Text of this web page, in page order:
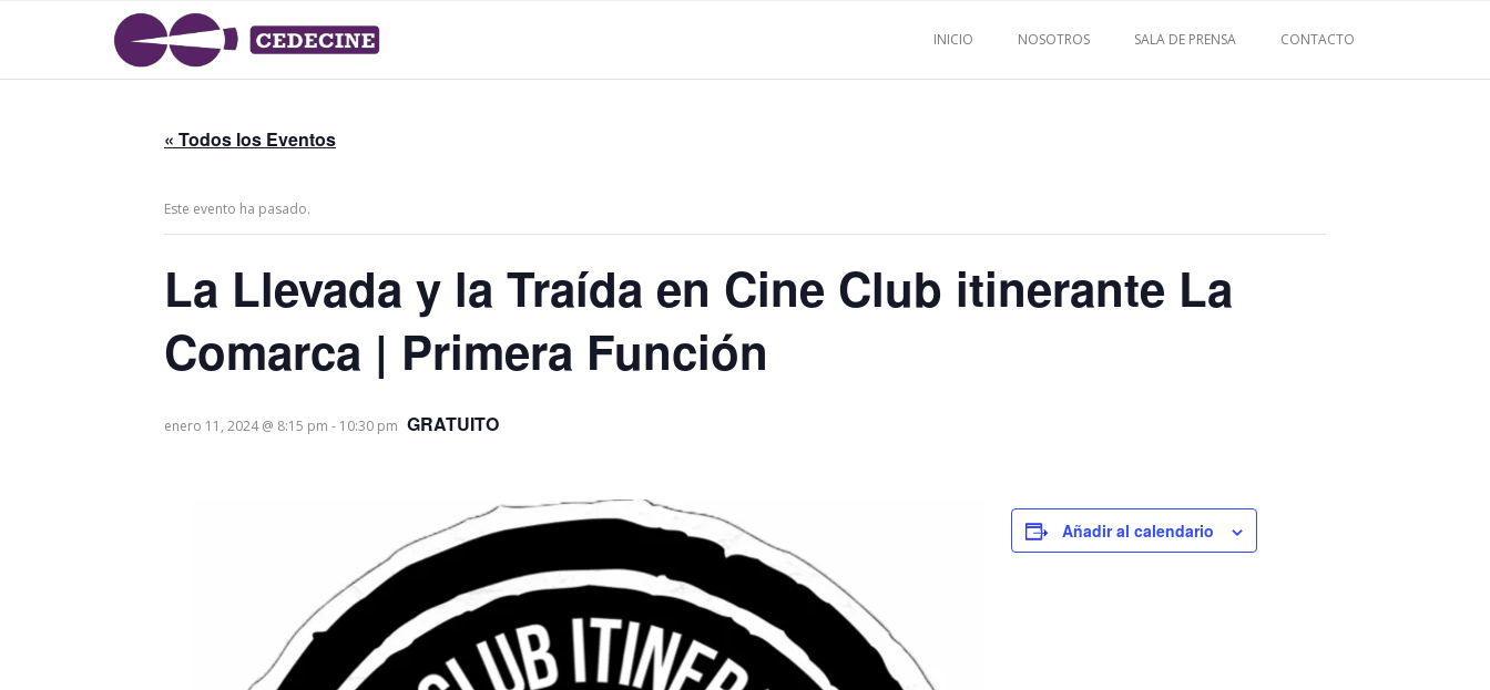
INICIO NOSOTROS SALA DE PRENSA CONTACTO
« Todos los Eventos
Este evento ha pasado.
La Llevada y la Traída en Cine Club itinerante La
Comarca | Primera Función
enero 11, 2024 @ 8:15 pm - 10:30 pm GRATUITO
Añadir al calendario